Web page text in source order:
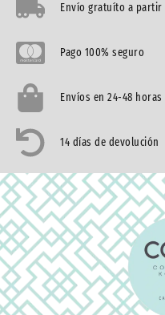
Envío gratuíto a
Pago 100% seguro
Envíos en 24-48
14 días de devolución